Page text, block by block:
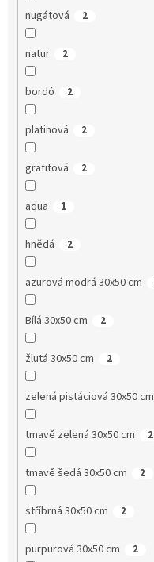
nugátová 2
natur 2
bordó 2
platinová 2
grafitová 2
aqua 1
hnědá 2
azurová modrá 30x50 cm
Bílá 30x50 cm 2
žlutá 30x50 cm 2
zelená pistáciová 30x50 cm
tmavě zelená 30x50 cm 2
tmavě šedá 30x50 cm 2
stříbrná 30x50 cm 2
purpurová 30x50 cm 2